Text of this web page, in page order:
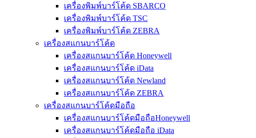
เครื่องพิมพ์บาร์โค้ด SBARCO
เครื่องพิมพ์บาร์โค้ด TSC
เครื่องพิมพ์บาร์โค้ด ZEBRA
เครื่องสแกนบาร์โค้ด
เครื่องสแกนบาร์โค้ด Honeywell
เครื่องสแกนบาร์โค้ด iData
เครื่องสแกนบาร์โค้ด Newland
เครื่องสแกนบาร์โค้ด ZEBRA
เครื่องสแกนบาร์โค้ดมือถือ
เครื่องสแกนบาร์โค้ดมือถือHoneywell
เครื่องสแกนบาร์โค้ดมือถือ iData